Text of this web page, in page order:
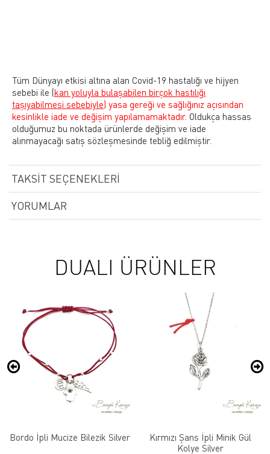
Tüm Dünyayı etkisi altına alan Covid-19 hastalığı ve hijyen
sebebi ile (kan yoluyla bulaşabilen birçok hastılığı
taşıyabilmesi sebebiyle) yasa gereği ve sağlığınız açısından
kesinlikle iade ve değişim yapılamamaktadır. Oldukça hassas
olduğumuz bu noktada ürünlerde değişim ve iade
alınmayacağı satış sözleşmesinde tebliğ edilmiştir.
TAKSIT SEÇENEKLERI
YORUMLAR
DUALI ÜRÜNLER
Bordo İpli Mucize Bilezik Silver
Kırmızı Şans İpli Minik Gül
Kolye Silver